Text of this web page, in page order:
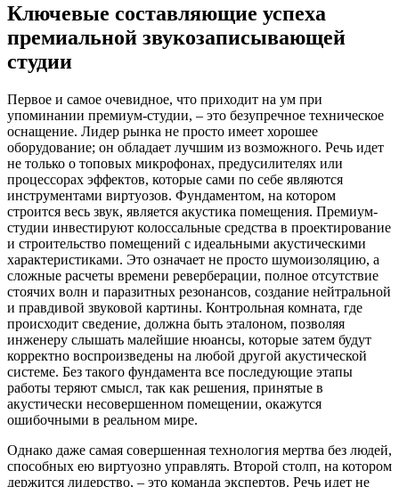
Ключевые составляющие успеха
премиальной звукозаписывающей
студии
Первое и самое очевидное, что приходит на ум при
упоминании премиум-студии, – это безупречное техническое
оснащение. Лидер рынка не просто имеет хорошее
оборудование; он обладает лучшим из возможного. Речь идет
не только о топовых микрофонах, предусилителях или
процессорах эффектов, которые сами по себе являются
инструментами виртуозов. Фундаментом, на котором
строится весь звук, является акустика помещения. Премиум-
студии инвестируют колоссальные средства в проектирование
и строительство помещений с идеальными акустическими
характеристиками. Это означает не просто шумоизоляцию, а
сложные расчеты времени реверберации, полное отсутствие
стоячих волн и паразитных резонансов, создание нейтральной
и правдивой звуковой картины. Контрольная комната, где
происходит сведение, должна быть эталоном, позволяя
инженеру слышать малейшие нюансы, которые затем будут
корректно воспроизведены на любой другой акустической
системе. Без такого фундамента все последующие этапы
работы теряют смысл, так как решения, принятые в
акустически несовершенном помещении, окажутся
ошибочными в реальном мире.
Однако даже самая совершенная технология мертва без людей,
способных ею виртуозно управлять. Второй столп, на котором
держится лидерство, – это команда экспертов. Речь идет не